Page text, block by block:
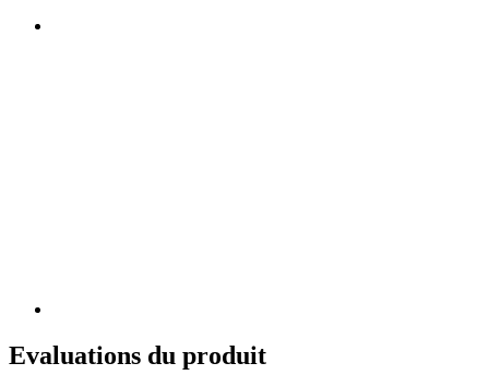
Evaluations du produit